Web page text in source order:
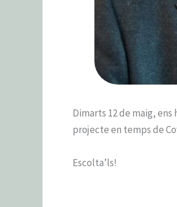
Dimarts 12 de maig,
projecte en temps de
Escolta’ls!